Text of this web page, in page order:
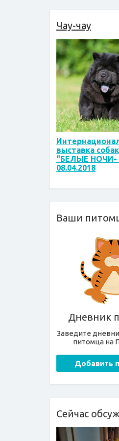
Чау-чау
выставка собак
"БЕЛЫЕ НОЧИ-
08.04.2018
Ваши
Дневник
Заведите
питомца на
Добавить
Сейчас